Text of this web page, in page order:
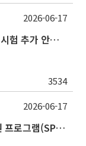
2026학년도 2학기 석·박사 논문제출자격시험 추가 안내(석사 시험장소 변경 등)
3534
2026-06-17
2027학년도 1학기 개도국 대학 교원 지원 프로그램(SPF)장학생 선발 안내
2026-06-17